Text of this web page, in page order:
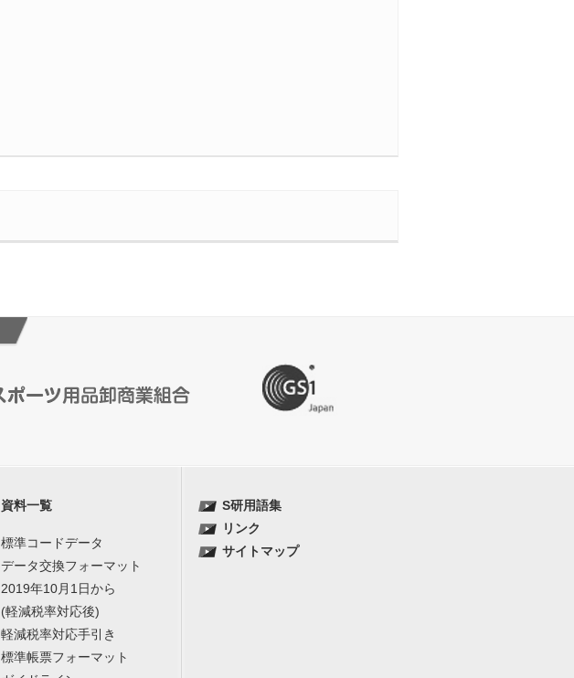
資料一覧
標準コードデータ
データ交換フォーマット
2019年10月1日から
(軽減税率対応後)
軽減税率対応手引き
標準帳票フォーマット
S研用語集
リンク
サイトマップ